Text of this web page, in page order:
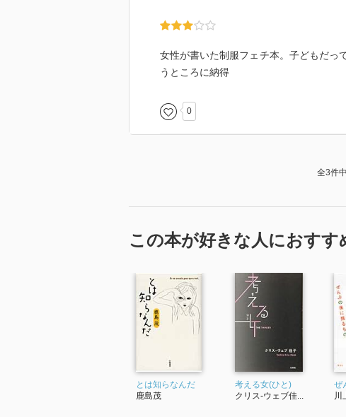
女性が書いた制服フェチ本。子どもだっ
うところに納得
0
全3件
この本が好きな人におすす
とは知らなんだ
鹿島茂
考える女(ひと)
クリス-ウェブ佳...
ぜ
川